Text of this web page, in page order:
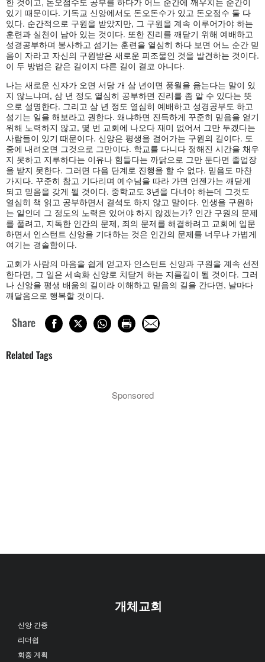
있기 때문이다. 기독교 신앙에서도 돈오돈수가 있고 돈오점수 둘 다
있다. 순간적으로 구원을 받았지만, 그 구원을 계속 이루어가야 하는
훈련과 실천이 남아 있는 것이다. 또한 진리를 깨닫기 위해 예배하고
성경공부하며 봉사하고 섬기는 훈련을 열심히 하다 보면 어느 순간 믿
음이 자라고 자신의 구원받은 새로운 피조물인 것을 발견하는 것이다.
이 두 방법은 같은 길이지 다른 길이 결코 아니다.
나는 새로운 신자가 오면 서당 개 삼 년이면 풍월을 읊는다는 말이 있
지 않느냐며, 삼 년 정도 열심히 공부하면 진리를 좀 알 수 있다는 뜻
으로 설명한다. 그리고 삼 년 정도 열심히 예배하고 성경공부도 하고
섬기는 일을 해보라고 권한다. 왜냐하면 진득하게 꾸준히 믿음을 얻기
위해 노력하지 않고, 몇 번 교회에 나오다 재미 없어서 그만 두겠다는
사람들이 있기 때문이다. 신앙은 평생을 걸어가는 구원의 길이다. 도
중에 내려오면 그것으로 그만이다. 학교를 다니다 정해진 시간을 채우
지 못하고 지루하다는 이유나 힘들다는 까닭으로 그만 둔다면 졸업장
을 받지 못한다. 그러면 다음 단계로 진행을 할 수 없다. 믿음도 마찬
가지다. 꾸준히 참고 기다리며 예수님을 따라 가면 언젠가는 깨닫게
되고 믿음을 갖게 될 것이다. 중학교도 3년을 다녀야 하는데 그것도
열심히 책 읽고 공부하면서 결석도 하지 않고 말이다. 인생을 구원하
는 일인데 그 정도의 노력은 있어야 하지 않겠는가? 인간 구원의 문제
를 풀려고, 지독한 인간의 문제, 죄의 문제를 해결하려고 교회에 입문
하면서 인스턴트 신앙을 기대하는 것은 인간의 문제를 너무나 가볍게
여기는 경솔함이다.
교회가 사람의 마음을 쉽게 얻고자 인스턴트 신앙과 구원을 계속 선전
한다면, 그 일은 세속화 신앙로 치닫게 하는 지름길이 될 것이다. 그러
나 신앙을 평생 배움의 길이라 이해하고 믿음의 길을 간다면, 날마다
깨달음으로 행복할 것이다.
Share
Related Tags
Sponsored
개체교회
신앙 간증
리더쉽
회중 계획